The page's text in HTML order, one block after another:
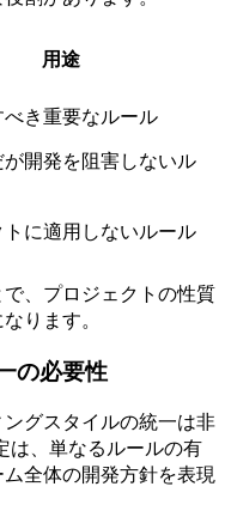
用途
き重要なルール
開発を阻害しないル
に適用しないルール
、プロジェクトの性質
ります。
の必要性
グスタイルの統一は非
は、単なるルールの有
全体の開発方針を表現